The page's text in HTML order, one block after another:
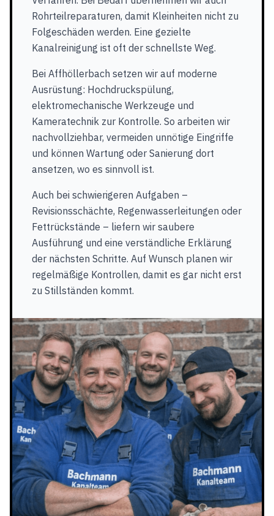
Rohrteilreparaturen, damit Kleinheiten nicht zu
Folgeschäden werden. Eine gezielte
Kanalreinigung ist oft der schnellste Weg.
Bei Affhöllerbach setzen wir auf moderne
Ausrüstung: Hochdruckspülung,
elektromechanische Werkzeuge und
Kameratechnik zur Kontrolle. So arbeiten wir
nachvollziehbar, vermeiden unnötige Eingriffe
und können Wartung oder Sanierung dort
ansetzen, wo es sinnvoll ist.
Auch bei schwierigeren Aufgaben –
Revisionsschächte, Regenwasserleitungen oder
Fettrückstände – liefern wir saubere
Ausführung und eine verständliche Erklärung
der nächsten Schritte. Auf Wunsch planen wir
regelmäßige Kontrollen, damit es gar nicht erst
zu Stillständen kommt.